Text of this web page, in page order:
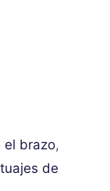
el brazo,
de